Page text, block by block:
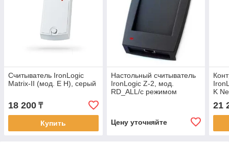
Считыватель IronLogic
Matrix-II (мод. E H), серый
18 200 ₸
Купить
Настольный считыватель
IronLogic Z-2, мод.
RD_ALL/с режимом
Цену уточняйте
K
21